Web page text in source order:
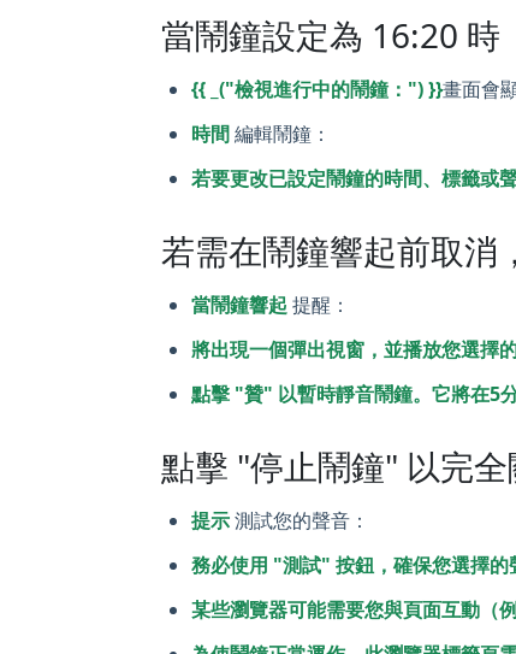
當鬧鐘設定為 16:20 時
{{ _("檢視進行中的鬧鐘：") }}畫面會
時間編輯鬧鐘：
若要更改已設定鬧鐘的時間、標籤或
若需在鬧鐘響起前取消
當鬧鐘響起 提醒：
將出現一個彈出視窗，並播放您選擇的
點擊 "贊" 以暫時靜音鬧鐘。它將在5
點擊 "停止鬧鐘" 以完全
提示測試您的聲音：
務必使用 "測試" 按鈕，確保您選擇的
某些瀏覽器可能需要您與頁面互動（